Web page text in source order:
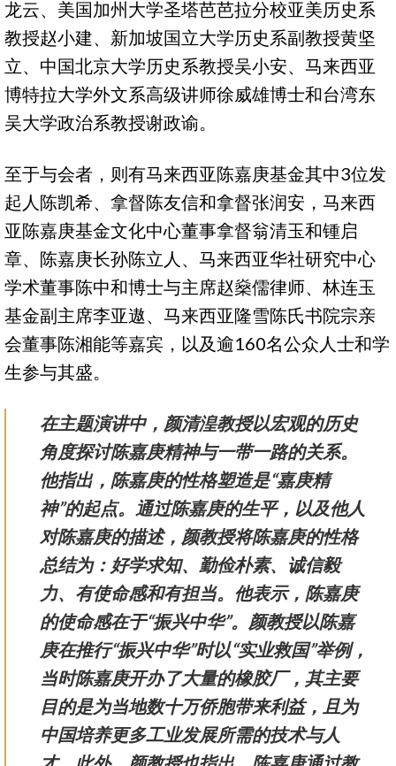
龙云、美国加州大学圣塔芭芭拉分校亚美历史系
教授赵小建、新加坡国立大学历史系副教授黄坚
立、中国北京大学历史系教授吴小安、马来西亚
博特拉大学外文系高级讲师徐威雄博士和台湾东
吴大学政治系教授谢政谕。
至于与会者，则有马来西亚陈嘉庚基金其中3位发
起人陈凯希、拿督陈友信和拿督张润安，马来西
亚陈嘉庚基金文化中心董事拿督翁清玉和锺启
章、陈嘉庚长孙陈立人、马来西亚华社研究中心
学术董事陈中和博士与主席赵燊儒律师、林连玉
基金副主席李亚遨、马来西亚隆雪陈氏书院宗亲
会董事陈湘能等嘉宾，以及逾160名公众人士和学
生参与其盛。
在主题演讲中，颜清湟教授以宏观的历史
角度探讨陈嘉庚精神与一带一路的关系。
他指出，陈嘉庚的性格塑造是“嘉庚精
神”的起点。通过陈嘉庚的生平，以及他人
对陈嘉庚的描述，颜教授将陈嘉庚的性格
总结为：好学求知、勤俭朴素、诚信毅
力、有使命感和有担当。他表示，陈嘉庚
的使命感在于“振兴中华”。颜教授以陈嘉
庚在推行“振兴中华”时以“实业救国”举例，
当时陈嘉庚开办了大量的橡胶厂，其主要
目的是为当地数十万侨胞带来利益，且为
中国培养更多工业发展所需的技术与人